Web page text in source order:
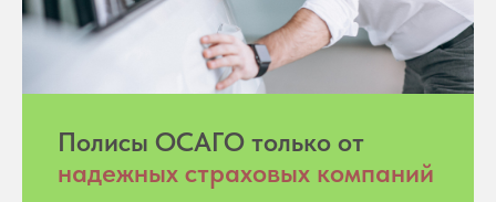
Полисы ОСАГО только от
надежных страховых компаний